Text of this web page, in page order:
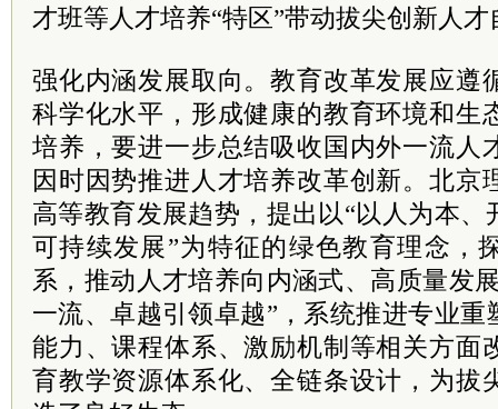
才班等人才培养“特区”带动拔尖创新人
强化内涵发展取向。教育改革发展应遵
科学化水平，形成健康的教育环境和生
培养，要进一步总结吸收国内外一流人
因时因势推进人才培养改革创新。北京
高等教育发展趋势，提出以“以人为本
可持续发展”为特征的绿色教育理念，
系，推动人才培养向内涵式、高质量发
一流、卓越引领卓越”，系统推进专业
能力、课程体系、激励机制等相关方面
育教学资源体系化、全链条设计，为拔